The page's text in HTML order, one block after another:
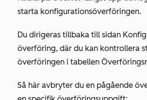
starta konfigurationsöverföringen.
Du dirigeras tillbaka till sidan
överföring, där du kan kontrollera
överföringen i tabellen
Så här avbryter du en pågående